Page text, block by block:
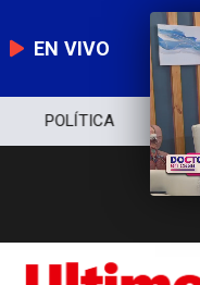
EN VIVO
POLÍTICA